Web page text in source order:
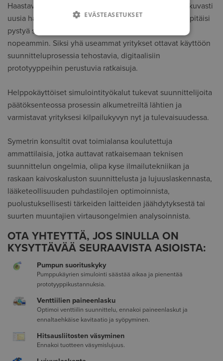
Haastava markkinatilanne tuo tuotesuunnitteluun jatkuvasti
uusia haasteita. Innovatiivisia ja kevyempiä tuotteita pitäisi
pystyä suunnittelemaan aiempaa edullisemmin ja
nopeammin. Siksi yhä useammat yritykset ottavat käyttöön
suunnitteluprosessia tehostavia, digitaalisiin
prototyyppeihin perustuvia ratkaisuja.
Helppokäyttöiset simulointityökalut tukevat suunnittelijoita
päätöksenteossa prosessin alkumetreiltä lähtien ja
varmistavat yrityksesi kilpailukyvyn nyt ja tulevaisuudessa.
Symetrin konsultit ovat toimialansa koulutettuja
ammattilaisia, jotka auttavat ratkaisemaan teknisen
suunnittelun ongelmia, olipa kyse ilmailutekniikan ja
raskaan kaivoskaluston suunnittelusta ja lujuuslaskennasta,
lääketeollisuuden puhdastilojen optimoinnista,
puolustuksellisesti tärkeiden laitteiden jäähdytyksestä tai
suurten muuntajien virtausongelmien analysoinnista.
OTA YHTEYTTÄ, JOS SINULLA ON
KYSYTTÄVÄÄ SEURAAVISTA ASIOISTA:
Pumpun suorituskyky
Pumppukäyrien simulointi säästää aikaa ja pienentää
prototyyppikustannuksia.
Venttiilien paineenlasku
Optimoi venttiilin suunnittelu, ennakoi paineenlaskut ja
ennaltaehkäise kavitaatio ja syöpyminen.
Hitsausliitosten väsyminen
Ennakoi tuotteen väsymislujuus.
EVÄSTEASETUKSET